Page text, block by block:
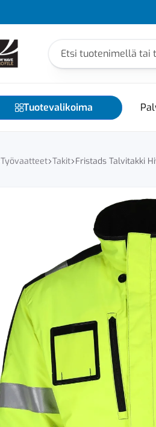
Tuotevalikoima
Työvaatteet Takit Fristads Talvitakki